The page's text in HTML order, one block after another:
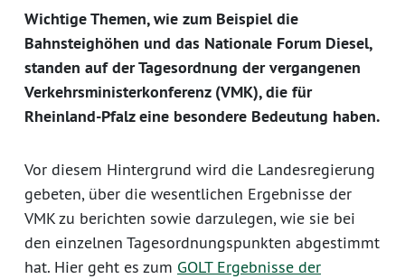
Wichtige Themen, wie zum Beispiel die
Bahnsteighöhen und das Nationale Forum Diesel,
standen auf der Tagesordnung der vergangenen
Verkehrsministerkonferenz (VMK), die für
Rheinland-Pfalz eine besondere Bedeutung haben.
Vor diesem Hintergrund wird die Landesregierung
gebeten, über die wesentlichen Ergebnisse der
VMK zu berichten sowie darzulegen, wie sie bei
den einzelnen Tagesordnungspunkten abgestimmt
hat. Hier geht es zum GOLT Ergebnisse der